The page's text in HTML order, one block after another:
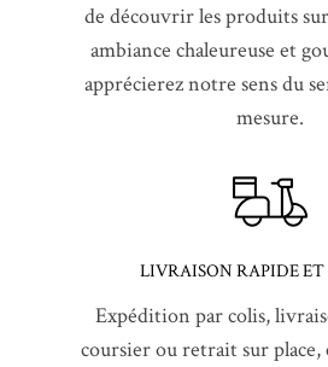
de découvrir les produits
ambiance chaleureuse et
apprécierez notre sens du
mesure.
LIVRAISON RAPIDE ET
Expédition par colis,
coursier ou retrait sur place,